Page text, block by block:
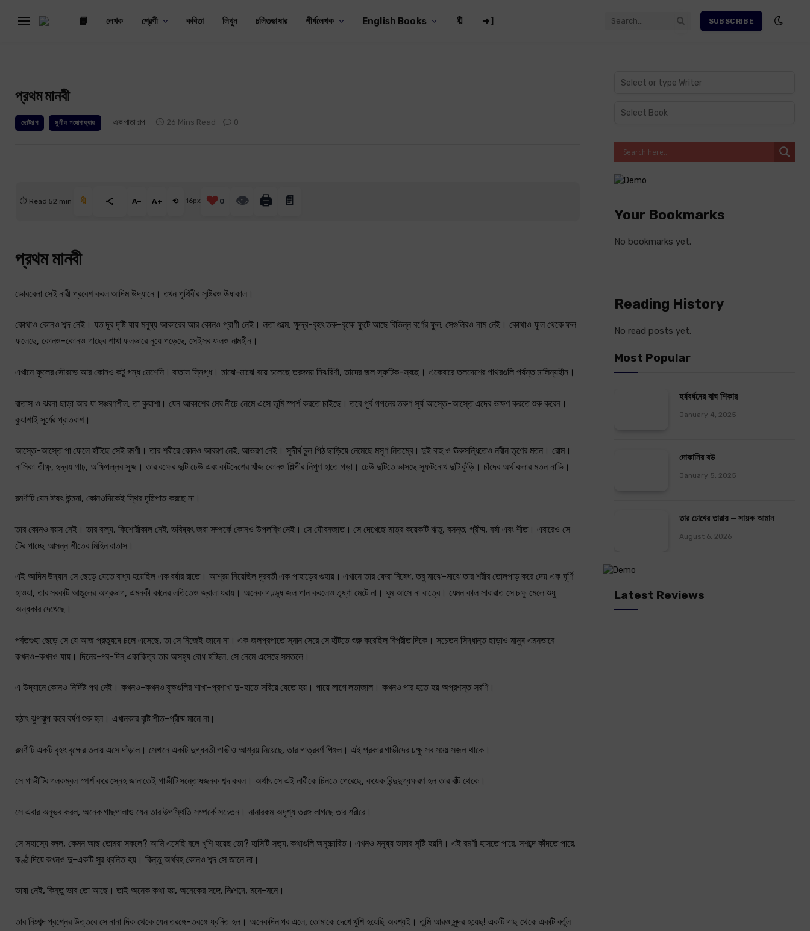
📙 লেখক শ্রেণী কবিতা লিখুন চলিতভাষার শীর্ষলেখক English Books 🔖 ➜] SUBSCRIBE
প্রথম মানবী
ছোটগল্প সুনীল গঙ্গোপাধ্যায় এক পাতা গল্প 26 Mins Read 0
⏱ Read 52 min 🔖 A− A+ ⟲ 16px ❤️ 0 👁 🖨️ 📄
প্রথম মানবী
ভোরবেলা সেই নারী প্রবেশ করল আদিম উদ্যানে। তখন পৃথিবীর সৃষ্টিরও ঊষাকাল।
কোথাও কোনও শব্দ নেই। যত দূর দৃষ্টি যায় মনুষ্য আকারের আর কোনও প্রাণী নেই। লতা গুল্মে, ক্ষুদ্র-বৃহৎ তরু-বৃক্ষে ফুটে আছে বিভিন্ন বর্ণের ফুল, সেগুলিরও নাম নেই। কোথাও ফুল থেকে ফল
ফলেছে, কোনও-কোনও গাছের শাখা ফলভারে নুয়ে পড়েছে, সেইসব ফলও নামহীন।
এখানে ফুলের সৌরভে আর কোনও কটু গন্ধ মেশেনি। বাতাস স্নিগ্ধ। মাঝে-মাঝে বয়ে চলেছে তরঙ্গময় নিঝরিণী, তাদের জল স্ফটিক-স্বচ্ছ। একেবারে তলদেশের পাথরগুলি পর্যন্ত মালিন্যহীন।
বাতাস ও ঝরনা ছাড়া আর যা সঞ্চরণশীল, তা কুয়াশা। যেন আকাশের মেঘ নীচে নেমে এসে ভূমি স্পর্শ করতে চাইছে। তবে পূর্ব গগনের তরুণ সূর্য আস্তে-আস্তে এদের ভক্ষণ করতে শুরু করেন।
কুয়াশাই সূর্যের প্রাতরাশ।
আস্তে-আস্তে পা ফেলে হাঁটছে সেই রমণী। তার শরীরে কোনও আবরণ নেই, আভরণ নেই। সুদীর্ঘ চুল পিঠ ছাড়িয়ে নেমেছে মসৃণ নিতম্বে। দুই বাহু ও ঊরুসন্ধিতেও নবীন তৃণের মতন। রোম।
নাসিকা তীক্ষ্ণ, হৃদ্বয় গাঢ়, অক্ষিপল্লব সূক্ষ্ম। তার বক্ষের দুটি ঢেউ এবং কটিদেশের খাঁজ কোনও শিল্পীর নিপুণ হাতে গড়া। ঢেউ দুটিতে ভাসছে স্ফুটনোখ দুটি কুঁড়ি। চাঁদের অর্থ কলার মতন নাভি।
রমণীটি যেন ঈষৎ উন্মনা, কোনওদিকেই স্থির দৃষ্টিপাত করছে না।
তার কোনও বয়স নেই। তার বাল্য, কিশোরীকাল নেই, ভবিষ্যৎ জরা সম্পর্কে কোনও উপলব্ধি নেই। সে যৌবনজাত। সে দেখেছে মাত্র কয়েকটি ঋতু, বসন্ত, গ্রীষ্ম, বর্ষা এবং শীত। এবারেও সে
টের পাচ্ছে আসন্ন শীতের মিহিন বাতাস।
এই আদিম উদ্যান সে ছেড়ে যেতে বাধ্য হয়েছিল এক বর্ষার রাতে। আশ্রয় নিয়েছিল দূরবর্তী এক পাহাড়ের গুহায়। এখানে তার ফেরা নিষেধ, তবু মাঝে-মাঝে তার শরীর তোলপাড় করে দেয় এক ঘূর্ণি
হাওয়া, তার সবকটি আঙুলের অগ্রভাগ, এমনকী কানের লতিতেও জ্বালা ধরায়। অনেক গণ্ডুষ জল পান করলেও তৃষ্ণা মেটে না। ঘুম আসে না রাত্রে। যেমন কাল সারারাত সে চক্ষু মেলে শুধু
অন্ধকার দেখেছে।
পর্বতগুহা ছেড়ে সে যে আজ প্রত্যুষে চলে এসেছে, তা সে নিজেই জানে না। এক জলপ্রপাতে স্নান সেরে সে হাঁটতে শুরু করেছিল বিপরীত দিকে। সচেতন সিদ্ধান্ত ছাড়াও মানুষ এমনভাবে
কখনও-কখনও যায়। দিনের-পর-দিন একাকিত্ব তার অসহ্য বোধ হচ্ছিল, সে নেমে এসেছে সমতলে।
এ উদ্যানে কোনও নির্দিষ্ট পথ নেই। কখনও-কখনও বৃক্ষগুলির শাখা-প্রশাখা দু-হাতে সরিয়ে যেতে হয়। পায়ে লাগে লতাজাল। কখনও পার হতে হয় অপ্রশস্ত সরণি।
হঠাৎ ঝুপঝুপ করে বর্ষণ শুরু হল। এখানকার বৃষ্টি শীত-গ্রীষ্ম মানে না।
রমণীটি একটি বৃহৎ বৃক্ষের তলায় এসে দাঁড়াল। সেখানে একটি দুগ্ধবতী গাভীও আশ্রয় নিয়েছে, তার গাত্রবর্ণ পিঙ্গল। এই প্রকার গাভীদের চক্ষু সব সময় সজল থাকে।
সে গাভীটির গলকম্বল স্পর্শ করে স্নেহ জানাতেই গাভীটি সন্তোষজনক শব্দ করল। অর্থাৎ সে এই নারীকে চিনতে পেরেছে, কয়েক বিন্দুদুগ্ধক্ষরণ হল তার বাঁট থেকে।
সে এবার অনুভব করল, অনেক গাছপালাও যেন তার উপস্থিতি সম্পর্কে সচেতন। নানারকম অদৃশ্য তরঙ্গ লাগছে তার শরীরে।
সে সহাস্যে বলল, কেমন আছ তোমরা সকলে? আমি এসেছি বলে খুশি হয়েছ তো? হাসিটি সত্য, কথাগুলি অনুচ্চারিত। এখনও মনুষ্য ভাষার সৃষ্টি হয়নি। এই রমণী হাসতে পারে, সশব্দে কাঁদতে পারে,
কণ্ঠ দিয়ে কখনও দু-একটি সুর ধ্বনিত হয়। কিন্তু অর্থবহ কোনও শব্দ সে জানে না।
ভাষা নেই, কিন্তু ভাব তো আছে। তাই অনেক কথা হয়, অনেকের সঙ্গে, নিঃশব্দে, মনে-মনে।
তার নিঃশব্দ প্রশ্নের উত্তরে সে নানা দিক থেকে যেন তরঙ্গে-তরঙ্গে ধ্বনিত হল। অনেকদিন পর এলে, তোমাকে দেখে খুশি হয়েছি অবশ্যই। তুমি আরও সুন্দর হয়েছ! একটি গাছ থেকে একটি বর্তুল
Your Bookmarks
No bookmarks yet.
Reading History
No read posts yet.
Most Popular
হর্ষবর্ধনের বাঘ শিকার
January 4, 2025
দোকানির বউ
January 5, 2025
তার চোখের তারায় – সায়ক আমান
August 6, 2026
Latest Reviews